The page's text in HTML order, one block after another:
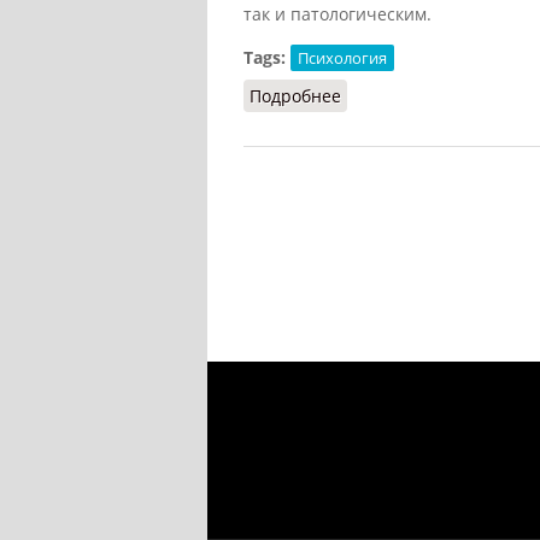
так и патологическим.
Tags:
Психология
Подробнее